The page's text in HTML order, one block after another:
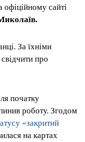
офіційному сайті
За їхніми
про
початку
роботу. Згодом
«закритий
на картах